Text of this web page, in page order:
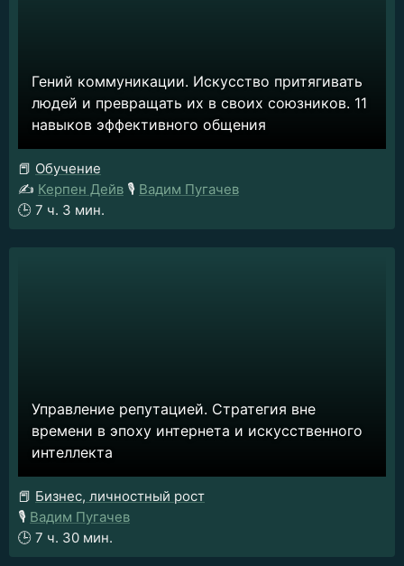
Гений коммуникации. Искусство притягивать
людей и превращать их в своих союзников. 11
навыков эффективного общения
📕 Обучение
✍️ Керпен Дейв 🎙️ Вадим Пугачев
🕒 7 ч. 3 мин.
Управление репутацией. Стратегия вне
времени в эпоху интернета и искусственного
интеллекта
📕 Бизнес, личностный рост
🎙️ Вадим Пугачев
🕒 7 ч. 30 мин.